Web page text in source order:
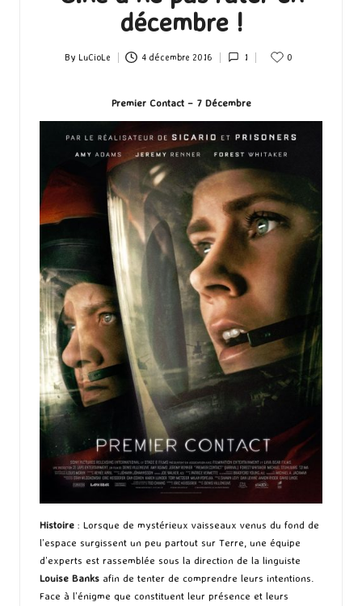
décembre !
Posted
By LuCioLe 4 décembre 2016 1 0
Premier Contact – 7 Décembre
Histoire : Lorsque de mystérieux vaisseaux venus du fond de
l’espace surgissent un peu partout sur Terre, une équipe
d’experts est rassemblée sous la direction de la linguiste
Louise Banks afin de tenter de comprendre leurs intentions.
Face à l’énigme que constituent leur présence et leurs